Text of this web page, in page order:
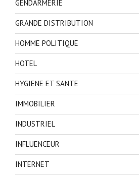
GENDARMERIE
GRANDE DISTRIBUTION
HOMME POLITIQUE
HOTEL
HYGIENE ET SANTE
IMMOBILIER
INDUSTRIEL
INFLUENCEUR
INTERNET